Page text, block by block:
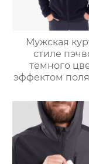
Мужская
стиле
темного
эффектом